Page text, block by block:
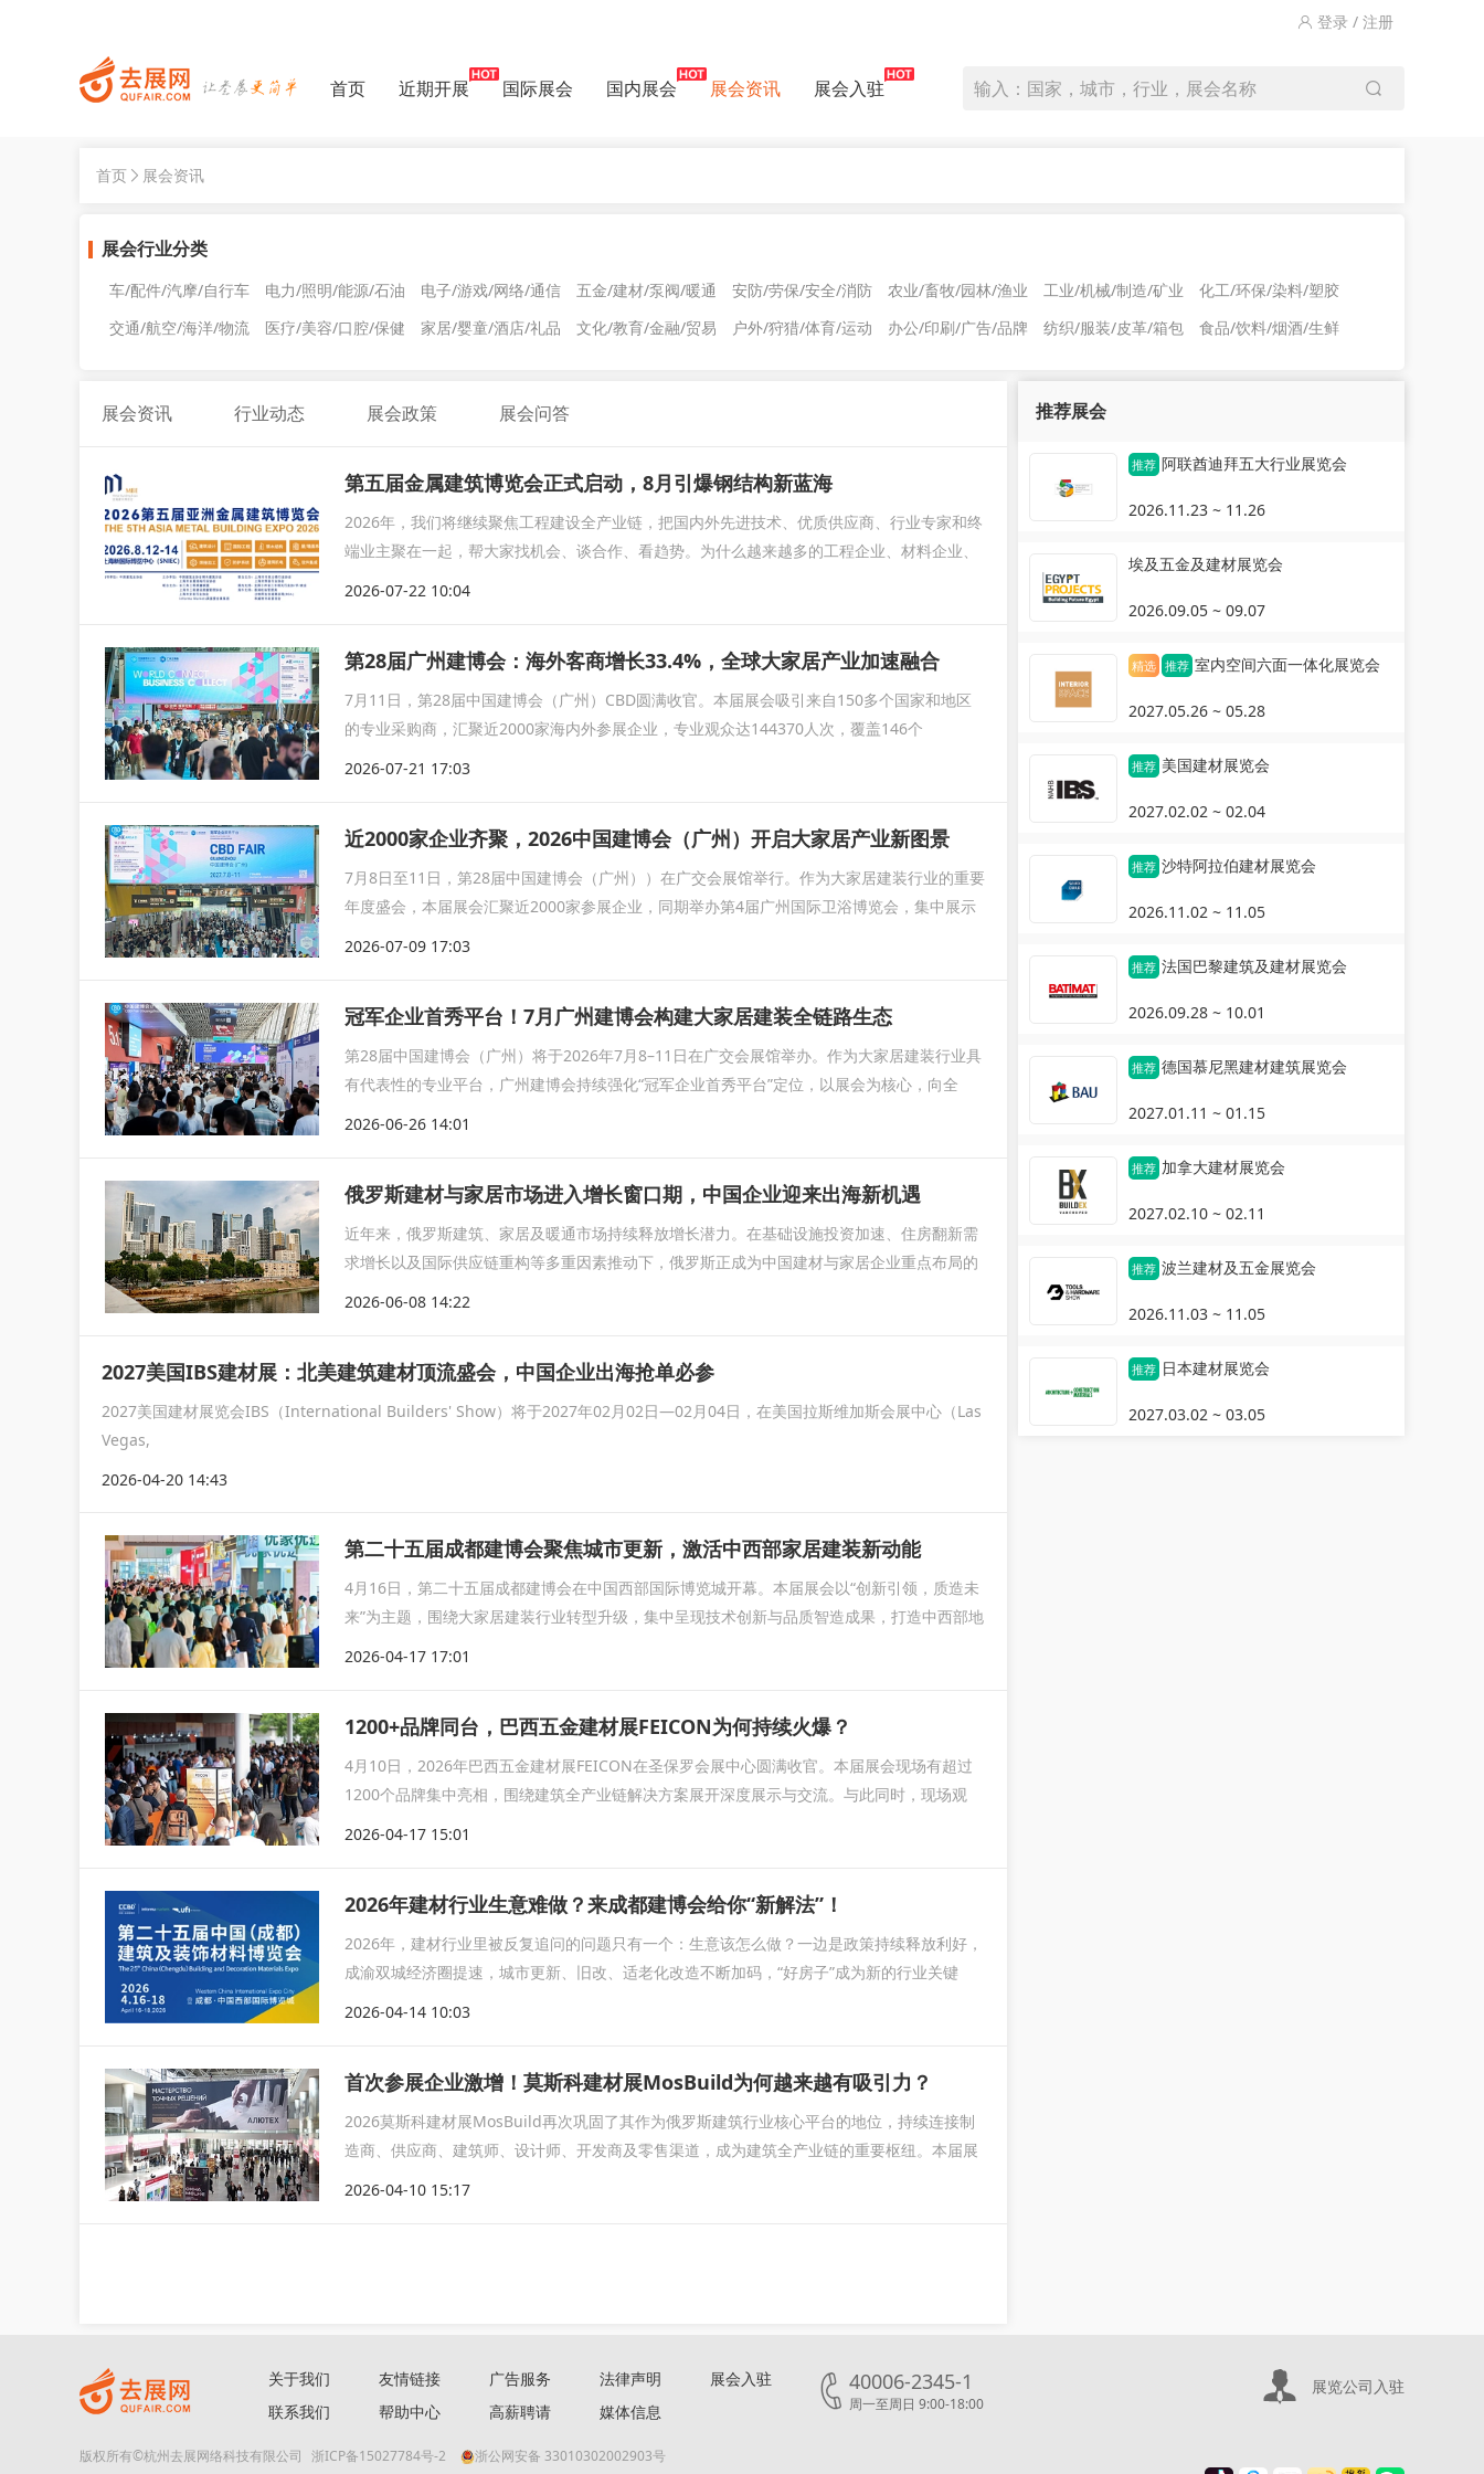
登录 / 注册
首页 近期开展 国际展会 国内展会 展会资讯 展会入驻 输入：国家，城市，行业，展会名称
首页 展会资讯
展会行业分类
车/配件/汽摩/自行车 电力/照明/能源/石油 电子/游戏/网络/通信 五金/建材/泵阀/暖通 安防/劳保/安全/消防 农业/畜牧/园林/渔业 工业/机械/制造/矿业
化工/环保/染料/塑胶
交通/航空/海洋/物流
医疗/美容/口腔/保健 家居/婴童/酒店/礼品 文化/教育/金融/贸易 户外/狩猎/体育/运动 办公/印刷/广告/品牌 纺织/服装/皮革/箱包 食品/饮料/烟酒/生鲜
展会资讯 行业动态 展会政策 展会问答
第五届金属建筑博览会正式启动，8月引爆钢结构新蓝海
2026年，我们将继续聚焦工程建设全产业链，把国内外先进技术、优质供应商、行业专家和终
端业主聚在一起，帮大家找机会、谈合作、看趋势。为什么越来越多的工程企业、材料企业、
2026-07-22 10:04
第28届广州建博会：海外客商增长33.4%，全球大家居产业加速融合
7月11日，第28届中国建博会（广州）CBD圆满收官。本届展会吸引来自150多个国家和地区
的专业采购商，汇聚近2000家海内外参展企业，专业观众达144370人次，覆盖146个
2026-07-21 17:03
近2000家企业齐聚，2026中国建博会（广州）开启大家居产业新图景
7月8日至11日，第28届中国建博会（广州））在广交会展馆举行。作为大家居建装行业的重要
年度盛会，本届展会汇聚近2000家参展企业，同期举办第4届广州国际卫浴博览会，集中展示
2026-07-09 17:03
冠军企业首秀平台！7月广州建博会构建大家居建装全链路生态
第28届中国建博会（广州）将于2026年7月8–11日在广交会展馆举办。作为大家居建装行业具
有代表性的专业平台，广州建博会持续强化“冠军企业首秀平台”定位，以展会为核心，向全
2026-06-26 14:01
俄罗斯建材与家居市场进入增长窗口期，中国企业迎来出海新机遇
近年来，俄罗斯建筑、家居及暖通市场持续释放增长潜力。在基础设施投资加速、住房翻新需
求增长以及国际供应链重构等多重因素推动下，俄罗斯正成为中国建材与家居企业重点布局的
2026-06-08 14:22
2027美国IBS建材展：北美建筑建材顶流盛会，中国企业出海抢单必参
2027美国建材展览会IBS（International Builders' Show）将于2027年02月02日—02月04日，在美国拉斯维加斯会展中心（Las
Vegas,
2026-04-20 14:43
第二十五届成都建博会聚焦城市更新，激活中西部家居建装新动能
4月16日，第二十五届成都建博会在中国西部国际博览城开幕。本届展会以“创新引领，质造未
来”为主题，围绕大家居建装行业转型升级，集中呈现技术创新与品质智造成果，打造中西部地
2026-04-17 17:01
1200+品牌同台，巴西五金建材展FEICON为何持续火爆？
4月10日，2026年巴西五金建材展FEICON在圣保罗会展中心圆满收官。本届展会现场有超过
1200个品牌集中亮相，围绕建筑全产业链解决方案展开深度展示与交流。与此同时，现场观
2026-04-17 15:01
2026年建材行业生意难做？来成都建博会给你“新解法”！
2026年，建材行业里被反复追问的问题只有一个：生意该怎么做？一边是政策持续释放利好，
成渝双城经济圈提速，城市更新、旧改、适老化改造不断加码，“好房子”成为新的行业关键
2026-04-14 10:03
首次参展企业激增！莫斯科建材展MosBuild为何越来越有吸引力？
2026莫斯科建材展MosBuild再次巩固了其作为俄罗斯建筑行业核心平台的地位，持续连接制
造商、供应商、建筑师、设计师、开发商及零售渠道，成为建筑全产业链的重要枢纽。本届展
2026-04-10 15:17
推荐展会
推荐 阿联酋迪拜五大行业展览会
2026.11.23 ~ 11.26
埃及五金及建材展览会
2026.09.05 ~ 09.07
精选 推荐 室内空间六面一体化展览会
2027.05.26 ~ 05.28
推荐 美国建材展览会
2027.02.02 ~ 02.04
推荐 沙特阿拉伯建材展览会
2026.11.02 ~ 11.05
推荐 法国巴黎建筑及建材展览会
2026.09.28 ~ 10.01
推荐 德国慕尼黑建材建筑展览会
2027.01.11 ~ 01.15
推荐 加拿大建材展览会
2027.02.10 ~ 02.11
推荐 波兰建材及五金展览会
2026.11.03 ~ 11.05
推荐 日本建材展览会
2027.03.02 ~ 03.05
关于我们
联系我们
友情链接
帮助中心
广告服务
高薪聘请
法律声明
媒体信息
展会入驻 40006-2345-1
周一至周日 9:00-18:00
展览公司入驻
版权所有©杭州去展网络科技有限公司 浙ICP备15027784号-2 浙公网安备 33010302002903号